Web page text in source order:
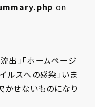
on
出」「ホームページ
ルスへの感染」いま
かせないものになり